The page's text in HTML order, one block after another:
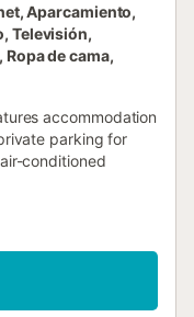
Aparcamiento,
Televisión,
de cama,
accommodation
parking for
conditioned